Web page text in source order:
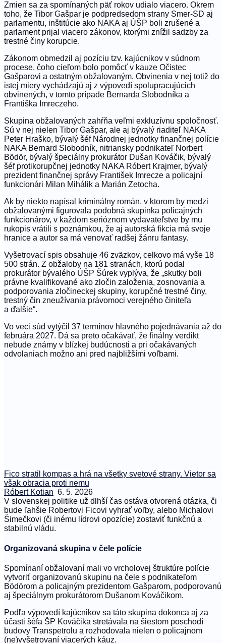
Zmien sa za spomínaných päť rokov udialo viacero. Okrem
toho, že Tibor Gašpar je podpredsedom strany Smer-SD aj
parlamentu, inštitúcie ako NAKA aj ÚŠP boli zrušené a
parlament prijal viacero zákonov, ktorými znížil sadzby za
trestné činy korupcie.
Zákonom obmedzil aj pozíciu tzv. kajúcnikov v súdnom
procese, čoho cieľom bolo pomôcť v kauze Očistec
Gašparovi a ostatným obžalovaným. Obvinenia v nej totiž do
istej miery vychádzajú aj z výpovedí spolupracujúcich
obvinených, v tomto prípade Bernarda Slobodníka a
Františka Imreczeho.
Skupina obžalovaných zahŕňa veľmi exkluzívnu spoločnosť.
Sú v nej nielen Tibor Gašpar, ale aj bývalý riaditeľ NAKA
Peter Hraško, bývalý šéf Národnej jednotky finančnej polície
NAKA Bernard Slobodník, nitriansky podnikateľ Norbert
Bödör, bývalý špeciálny prokurátor Dušan Kováčik, bývalý
šéf protikorupčnej jednotky NAKA Róbert Krajmer, bývalý
prezident finančnej správy František Imrecze a policajní
funkcionári Milan Mihálik a Marián Zetocha.
Ak by niekto napísal kriminálny román, v ktorom by medzi
obžalovanými figurovala podobná skupinka policajných
funkcionárov, v každom serióznom vydavateľstve by mu
rukopis vrátili s poznámkou, že aj autorská fikcia má svoje
hranice a autor sa má venovať radšej žánru fantasy.
Vyšetrovací spis obsahuje 46 zväzkov, celkovo má vyše 18
500 strán. Z obžaloby na 181 stranách, ktorú podal
prokurátor bývalého ÚŠP Šúrek vyplýva, že „skutky boli
právne kvalifikované ako zločin založenia, zosnovania a
podporovania zločineckej skupiny, korupčné trestné činy,
trestný čin zneužívania právomoci verejného činiteľa
a ďalšie“.
Vo veci súd vytýčil 37 termínov hlavného pojednávania až do
februára 2027. Dá sa preto očakávať, že finálny verdikt
nebude známy v blízkej budúcnosti a pri očakávaných
odvolaniach možno ani pred najbližšími voľbami.
Fico stratil kompas a hrá na všetky svetové strany. Vietor sa
však obracia proti nemu
Róbert Kotian 6. 5. 2026
V slovenskej politike už dlhší čas ostáva otvorená otázka, či
bude ľahšie Robertovi Ficovi vyhrať voľby, alebo Michalovi
Šimečkovi (či inému lídrovi opozície) zostaviť funkčnú a
stabilnú vládu.
Organizovaná skupina v čele polície
Spomínaní obžalovaní mali vo vrcholovej štruktúre polície
vytvoriť organizovanú skupinu na čele s podnikateľom
Bödörom a policajným prezidentom Gašparom, podporovanú
aj špeciálnym prokurátorom Dušanom Kováčikom.
Podľa výpovedí kajúcnikov sa táto skupina dokonca aj za
účasti šéfa ŠP Kováčika stretávala na šiestom poschodí
budovy Transpetrolu a rozhodovala nielen o policajnom
(ne)vyšetrovaní viacerých káuz.